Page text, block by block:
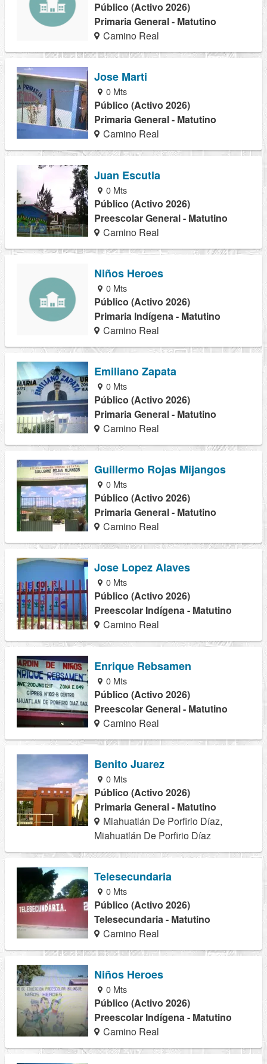
Público (Activo 2026)
Primaria General - Matutino
Camino Real
Jose Marti
0 Mts
Público (Activo 2026)
Primaria General - Matutino
Camino Real
Juan Escutia
0 Mts
Público (Activo 2026)
Preescolar General - Matutino
Camino Real
Niños Heroes
0 Mts
Público (Activo 2026)
Primaria Indígena - Matutino
Camino Real
Emiliano Zapata
0 Mts
Público (Activo 2026)
Primaria General - Matutino
Camino Real
Guillermo Rojas Mijangos
0 Mts
Público (Activo 2026)
Primaria General - Matutino
Camino Real
Jose Lopez Alaves
0 Mts
Público (Activo 2026)
Preescolar Indígena - Matutino
Camino Real
Enrique Rebsamen
0 Mts
Público (Activo 2026)
Preescolar General - Matutino
Camino Real
Benito Juarez
0 Mts
Público (Activo 2026)
Primaria General - Matutino
Miahuatlán De Porfirio Díaz,
Miahuatlán De Porfirio Díaz
Telesecundaria
0 Mts
Público (Activo 2026)
Telesecundaria - Matutino
Camino Real
Niños Heroes
0 Mts
Público (Activo 2026)
Preescolar Indígena - Matutino
Camino Real